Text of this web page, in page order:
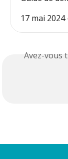
17 mai 2024
Avez-vous